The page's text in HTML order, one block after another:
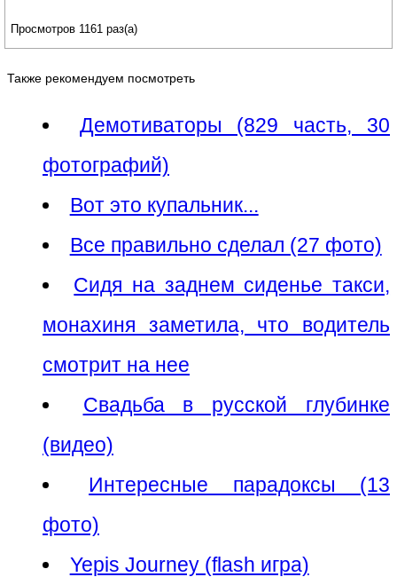
Просмотров 1161 раз(а)
Также рекомендуем посмотреть
Демотиваторы (829 часть, 30
фотографий)
Вот это купальник...
Все правильно сделал (27 фото)
Сидя на заднем сиденье такси,
монахиня заметила, что водитель
смотрит на нее
Свадьба в русской глубинке
(видео)
Интересные парадоксы (13
фото)
Yepis Journey (flash игра)